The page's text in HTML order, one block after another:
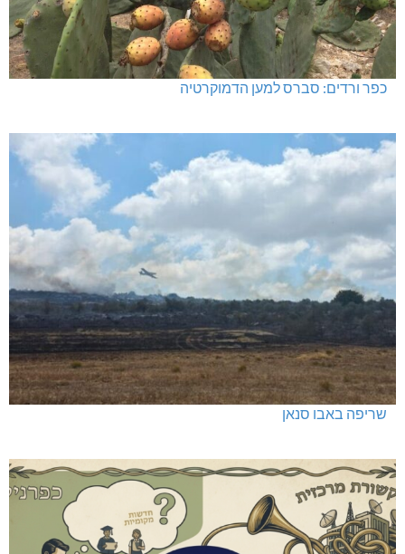
כפר ורדים: סברס למען הדמוקרטיה
שריפה באבו סנאן